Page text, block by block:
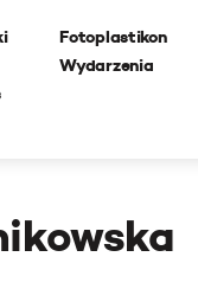
Fotoplastikon
Wydarzenia